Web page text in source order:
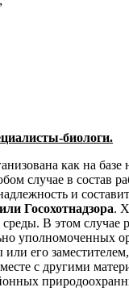
биологи.
как на
случае в состав
и
или Госохотнадзора.
В этом случае
уполномоченных
его
с другими